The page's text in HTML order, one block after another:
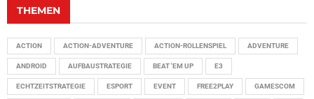
THEMEN
ACTION ACTION-ADVENTURE ACTION-ROLLENSPIEL ADVENTURE
ANDROID AUFBAUSTRATEGIE BEAT 'EM UP E3
ECHTZEITSTRATEGIE ESPORT EVENT FREE2PLAY GAMESCOM